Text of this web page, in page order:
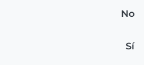
No
Sí